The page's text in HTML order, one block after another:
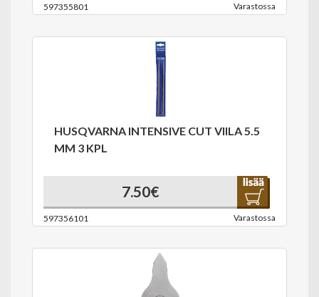
597355801 Varastossa
HUSQVARNA INTENSIVE CUT VIILA 5.5
MM 3 KPL
7.50€
597356101 Varastossa